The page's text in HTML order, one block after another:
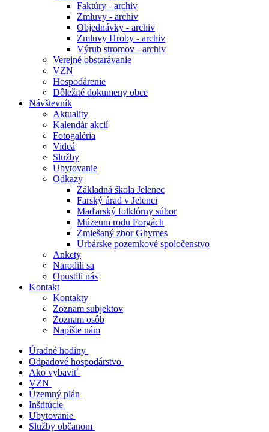
Faktúry - archiv
Zmluvy - archiv
Objednávky - archiv
Zmluvy Hroby - archiv
Výrub stromov - archiv
Verejné obstarávanie
VZN
Hospodárenie
Dôležité dokumeny obce
Návštevník
Aktuality
Kalendár akcií
Fotogaléria
Videá
Služby
Ubytovanie
Odkazy
Základná škola Jelenec
Farský úrad v Jelenci
Maďarský folklórny súbor
Múzeum rodu Forgách
Zmiešaný zbor Ghymes
Urbárske pozemkové spoločenstvo
Ankety
Narodili sa
Opustili nás
Kontakt
Kontakty
Zoznam subjektov
Zoznam osôb
Napíšte nám
Úradné hodiny
Odpadové hospodárstvo
Ako vybaviť
VZN
Územný plán
Inštitúcie
Ubytovanie
Služby občanom